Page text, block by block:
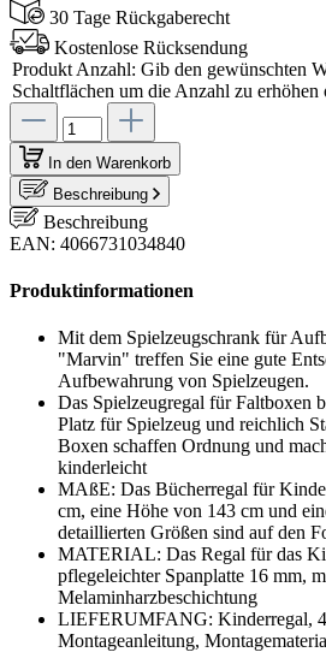
30 Tage Rückgaberecht
Kostenlose Rücksendung
Produkt Anzahl: Gib den gewünschten
Schaltflächen um die Anzahl zu erhöhen
In den Warenkorb
Beschreibung
Beschreibung
EAN: 4066731034840
Produktinformationen
Mit dem Spielzeugschrank für
"Marvin" treffen Sie eine gute
Aufbewahrung von Spielzeugen.
Das Spielzeugregal für Faltboxen
Platz für Spielzeug und reichlich
Boxen schaffen Ordnung und
kinderleicht
MAßE: Das Bücherregal für
cm, eine Höhe von 143 cm und
detaillierten Größen sind auf den
MATERIAL: Das Regal für das
pflegeleichter Spanplatte 16 mm,
Melaminharzbeschichtung
LIEFERUMFANG: Kinderregal,
Montageanleitung,